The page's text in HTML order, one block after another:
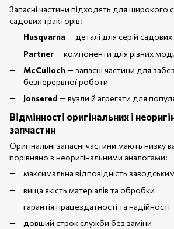
Запасні частини підходять для широкого
садових тракторів:
Husqvarna— деталі для серій садових
Partner— компоненти для різних
McCulloch— запасні частини для
безперервної роботи
Jonsered — вузли й агрегати для
Відмінності оригінальних і
запчастин
Оригінальні запасні частини мають низку
порівняно з неоригінальними аналогами:
максимальна відповідність
вища якість матеріалів та обробки
гарантія працездатності та надійності
довший строк служби без заміни